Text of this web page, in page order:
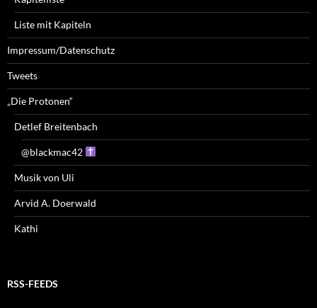
Liste mit Kapiteln
Impressum/Datenschutz
Tweets
„Die Protonen“
Detlef Breitenbach
@blackmac42
Musik von Uli
Arvid A. Doerwald
Kathi
RSS-FEEDS